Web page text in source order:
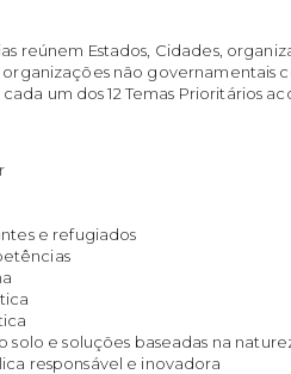
reúnem Estados, Cidades,
organizações não governamentais
um dos 12 Temas Prioritários
e refugiados
solo e soluções baseadas na
responsável e inovadora